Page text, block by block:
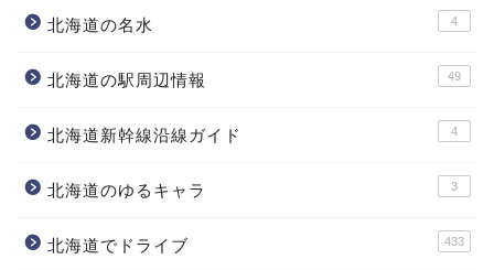
北海道の名水 4
北海道の駅周辺情報 49
北海道新幹線沿線ガイド 4
北海道のゆるキャラ 3
北海道でドライブ 433